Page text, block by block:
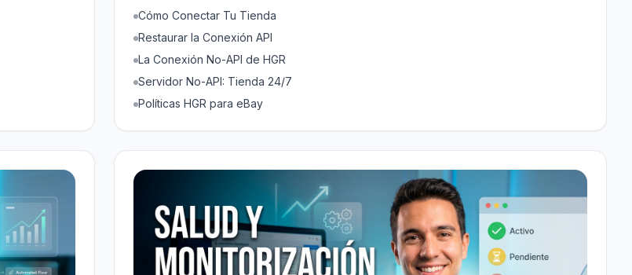
Cómo Conectar Tu Tienda
Restaurar la Conexión API
La Conexión No-API de HGR
Servidor No-API: Tienda 24/7
Políticas HGR para eBay